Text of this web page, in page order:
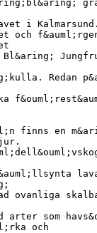
i
och
Redan
finns en
ovanliga
som
och